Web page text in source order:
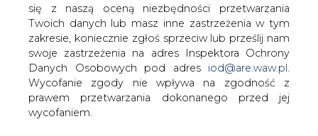
się z naszą oceną niezbędności przetwarzania
Twoich danych lub masz inne zastrzeżenia w tym
zakresie, koniecznie zgłoś sprzeciw lub prześlij nam
swoje zastrzeżenia na adres Inspektora Ochrony
Danych Osobowych pod adres iod@are.waw.pl
Wycofanie zgody nie wpływa na zgodność z
prawem przetwarzania dokonanego przed jej
wycofaniem.
Oficjalny program rozpocznie się we środę od rozmów w
cztery oczy między Prezydentami Putinem i
Kwaśniewskim. We czwartek obaj Prezydenci
uczestniczyć będą w poznańskim II Forum
Gospodarczym Polska - Rosja. We środę odbędą się też
rozmowy plenarne, którym przewodniczyć będą Minister
Włodzimierz Cimoszewicz i szef dyplomacji Rosji Igor